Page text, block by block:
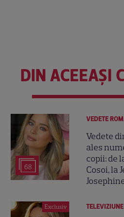
DIN ACEEAȘI
68
VEDETE
Vedete
ales
copii: de
Cosoi, la
Exclusiv TELEVIZIUNE